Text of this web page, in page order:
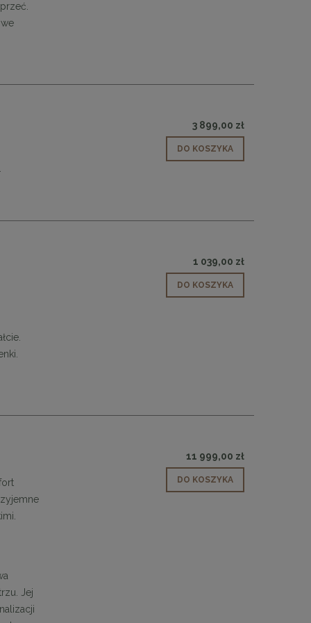
Panele ścienne tapicerowane 70 x 30
3 899,00 zł
DO KOSZYKA
1 039,00 zł
DO KOSZYKA
Jej
11 999,00 zł
DO KOSZYKA